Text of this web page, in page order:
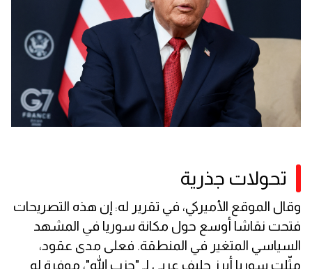
تحولات جذرية
وقال الموقع الأميركي، في تقرير له: إن هذه التصريحات
فتحت نقاشا أوسع حول مكانة سوريا في المشهد
السياسي المتغير في المنطقة. فعلى مدى عقود،
مثّلت سوريا أبرز حليف عربي لـ "حزب الله"، موفرة له